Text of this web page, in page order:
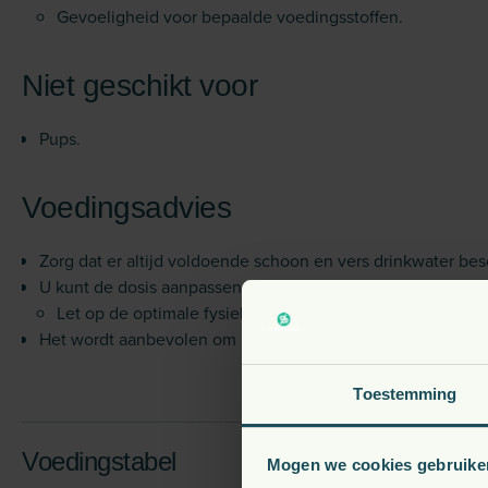
Toestemming
Mogen we cookies
Gevoeligheid voor bepaalde voedingsstoffen.
Niet geschikt voor
Pups.
Voedingsadvies
Zorg dat er altijd voldoende schoon en vers drinkwater
U kunt de dosis aanpassen aan de leeftijd, activiteit,
Let op de optimale fysieke conditie van uw hond en
Het wordt aanbevolen om het voer droog of bevochtigd
Voedingstabel